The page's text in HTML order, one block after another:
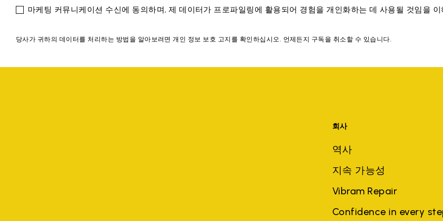
마케팅 커뮤니케이션 수신에 동의하며, 제 데이터가 프로파일링에 활용되어 경험을 개인화하는 데 사용될 것임을
당사가 귀하의 데이터를 처리하는 방법을 알아보려면 개인 정보 보호 고지를 확인하십시오. 언제든지 구독을 취소할 수 있습니다.
회사
역사
지속 가능성
Vibram Repair
Confidence in every